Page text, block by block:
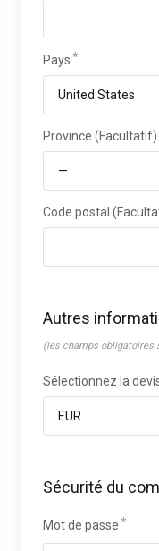
Pays
Province
Province (Facultatif)
Code postal
Autres
(les champs obligatoires
Sélectionnez la
Sécurité du
Mot de passe